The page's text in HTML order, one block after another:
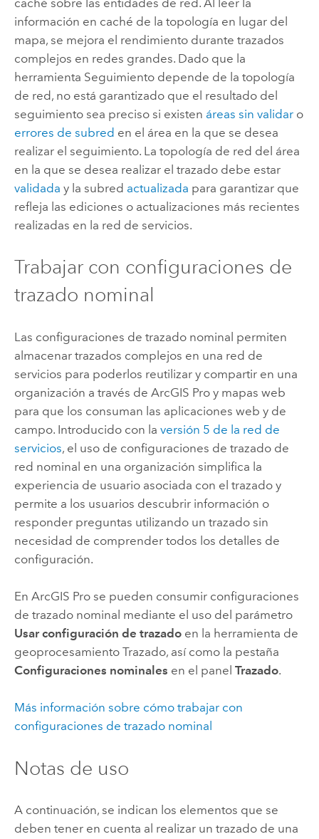
caché sobre las entidades de red. Al leer la
información en caché de la topología en lugar del
mapa, se mejora el rendimiento durante trazados
complejos en redes grandes. Dado que la
herramienta Seguimientodepende de la topología
de red, no está garantizado que el resultado del
seguimiento sea preciso si existen áreas sin validaro
errores de subred en el área en la que se desea
realizar el seguimiento. La topología de red del área
en la que se desea realizar el trazado debe estar
validada y la subred actualizada para garantizar que
refleja las ediciones o actualizaciones más recientes
realizadas en la red de servicios.
Trabajar con configuraciones de
trazado nominal
Las configuraciones de trazado nominal permiten
almacenar trazados complejos en una red de
servicios para poderlos reutilizar y compartir en una
organización a través de ArcGIS Proy mapas web
para que los consuman las aplicaciones web y de
campo. Introducido con la versión 5 de la red de
servicios, el uso de configuraciones de trazado de
red nominal en una organización simplifica la
experiencia de usuario asociada con el trazado y
permite a los usuarios descubrir información o
responder preguntas utilizando un trazado sin
necesidad de comprender todos los detalles de
configuración.
En ArcGIS Prose pueden consumir configuraciones
de trazado nominal mediante el uso del parámetro
Usar configuración de trazadoen la herramienta de
geoprocesamiento Trazado, así como la pestaña
Configuraciones nominales en el panel Trazado.
Más información sobre cómo trabajar con
configuraciones de trazado nominal
Notas de uso
A continuación, se indican los elementos que se
deben tener en cuenta al realizar un trazado de una